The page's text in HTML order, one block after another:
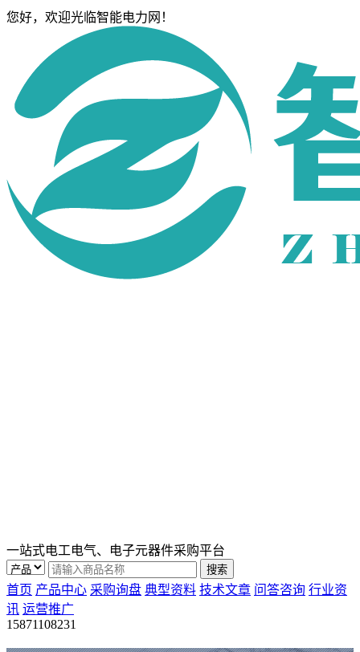
您好，欢迎光临智能电力网！
一站式电工电气、电子元器件采购平台
首页 产品中心 采购询盘 典型资料 技术文章 问答咨询 行业资
讯 运营推广
15871108231